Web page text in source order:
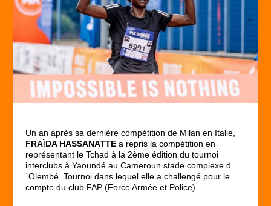
Un an après sa dernière compétition de Milan en Italie,
FRAÏDA HASSANATTE a repris la compétition en
représentant le Tchad à la 2ème édition du tournoi
interclubs à Yaoundé au Cameroun stade complexe d
´Olembé. Tournoi dans lequel elle a challengé pour le
compte du club FAP (Force Armée et Police).